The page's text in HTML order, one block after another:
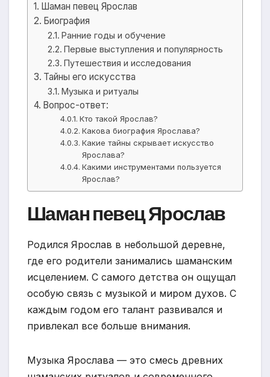
Шаман певец Ярослав
Биография
Ранние годы и обучение
Первые выступления и популярность
Путешествия и исследования
Тайны его искусства
Музыка и ритуалы
Вопрос-ответ:
Кто такой Ярослав?
Какова биография Ярослава?
Какие тайны скрывает искусство
Ярослава?
Какими инструментами пользуется
Ярослав?
Шаман певец Ярослав
Родился Ярослав в небольшой деревне,
где его родители занимались шаманским
исцелением. С самого детства он ощущал
особую связь с музыкой и миром духов. С
каждым годом его талант развивался и
привлекал все больше внимания.
Музыка Ярослава — это смесь древних